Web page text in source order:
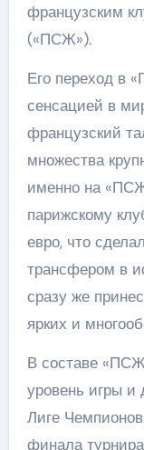
французским
(«ПСЖ»).
Его переход в
сенсацией в
французский
множества
именно на
парижскому
евро, что
трансфером в
сразу же
ярких и
В составе
уровень игры и
Лиге
финала